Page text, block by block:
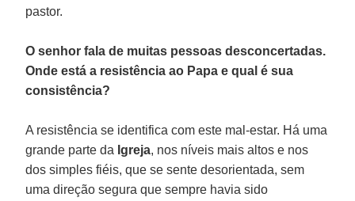
pastor.
O senhor fala de muitas pessoas desconcertadas.
Onde está a resistência ao Papa e qual é sua
consistência?
A resistência se identifica com este mal-estar. Há uma
grande parte da Igreja, nos níveis mais altos e nos
dos simples fiéis, que se sente desorientada, sem
uma direção segura que sempre havia sido